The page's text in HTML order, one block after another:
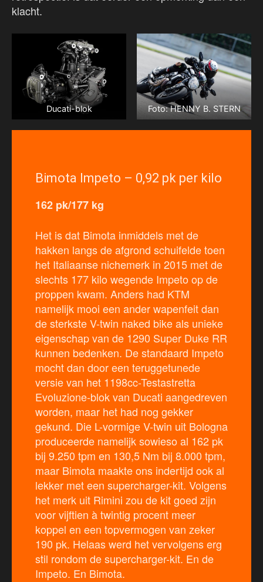
klacht.
Ducati-blok Foto: HENNY B. STERN
Bimota Impeto – 0,92 pk per kilo
162 pk/177 kg
Het is dat Bimota inmiddels met de
hakken langs de afgrond schuifelde toen
het Italiaanse nichemerk in 2015 met de
slechts 177 kilo wegende Impeto op de
proppen kwam. Anders had KTM
namelijk mooi een ander wapenfeit dan
de sterkste V-twin naked bike als unieke
eigenschap van de 1290 Super Duke RR
kunnen bedenken. De standaard Impeto
mocht dan door een teruggetunede
versie van het 1198cc-Testastretta
Evoluzione-blok van Ducati aangedreven
worden, maar het had nog gekker
gekund. Die L-vormige V-twin uit Bologna
produceerde namelijk sowieso al 162 pk
bij 9.250 tpm en 130,5 Nm bij 8.000 tpm,
maar Bimota maakte ons indertijd ook al
lekker met een supercharger-kit. Volgens
het merk uit Rimini zou de kit goed zijn
voor vijftien à twintig procent meer
koppel en een topvermogen van zeker
190 pk. Helaas werd het vervolgens erg
stil rondom de supercharger-kit. En de
Impeto. En Bimota.